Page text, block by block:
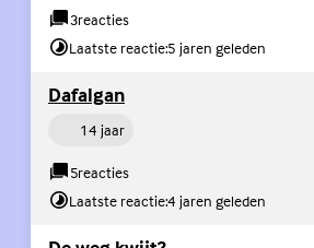
3reacties
Laatste reactie:5 jaren geleden
Dafalgan
Persoon14 jaar
5reacties
Laatste reactie:4 jaren geleden